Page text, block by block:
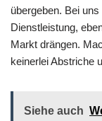
übergeben. Bei
Dienstleistung,
Markt drängen.
keinerlei Abstriche
Siehe auch